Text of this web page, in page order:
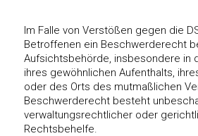
Im Falle von Verstößen gegen die
Betroffenen ein Beschwerderecht
Aufsichtsbehörde, insbesondere in
ihres gewöhnlichen Aufenthalts,
oder des Orts des mutmaßlichen
Beschwerderecht besteht
verwaltungsrechtlicher oder
Rechtsbehelfe.